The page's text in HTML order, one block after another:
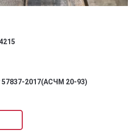
57837-2017(АСЧМ 20-93)